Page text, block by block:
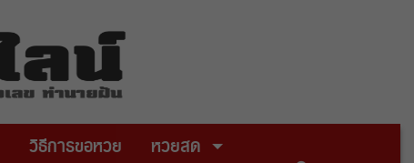
วิธีการขอหวย
หวยสด